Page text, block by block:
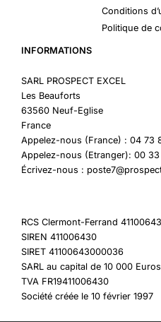
Conditions
Politique de
INFORMATIONS
SARL PROSPECT EXCEL
Les Beauforts
63560 Neuf-Eglise
France
Appelez-nous (France) : 04 73
Appelez-nous (Etranger): 00
Écrivez-nous :
RCS Clermont-Ferrand
SIREN 411006430
SIRET 41100643000036
SARL au capital de 10 000 Euros
TVA FR19411006430
Société créée le 10 février 1997